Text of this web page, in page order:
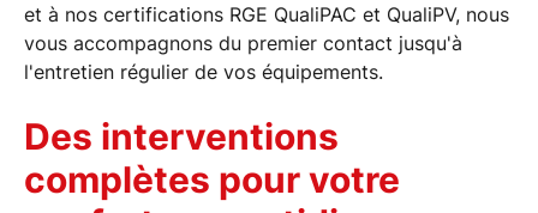
et à nos certifications RGE QualiPAC et QualiPV, nous
vous accompagnons du premier contact jusqu'à
l'entretien régulier de vos équipements.
Des interventions
complètes pour votre